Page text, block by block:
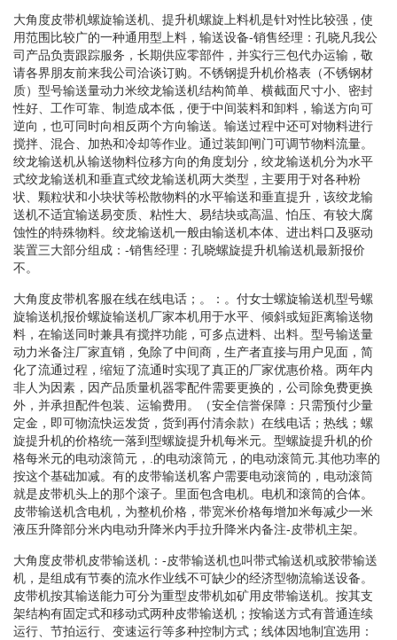
大角度皮带机螺旋输送机、提升机螺旋上料机是针对性比较强，使
用范围比较广的一种通用型上料，输送设备-销售经理：孔晓凡我公
司产品负责跟踪服务，长期供应零部件，并实行三包代办运输，敬
请各界朋友前来我公司洽谈订购。不锈钢提升机价格表（不锈钢材
质）型号输送量动力米绞龙输送机结构简单、横截面尺寸小、密封
性好、工作可靠、制造成本低，便于中间装料和卸料，输送方向可
逆向，也可同时向相反两个方向输送。输送过程中还可对物料进行
搅拌、混合、加热和冷却等作业。通过装卸闸门可调节物料流量。
绞龙输送机从输送物料位移方向的角度划分，绞龙输送机分为水平
式绞龙输送机和垂直式绞龙输送机两大类型，主要用于对各种粉
状、颗粒状和小块状等松散物料的水平输送和垂直提升，该绞龙输
送机不适宜输送易变质、粘性大、易结块或高温、怕压、有较大腐
蚀性的特殊物料。绞龙输送机一般由输送机本体、进出料口及驱动
装置三大部分组成：-销售经理：孔晓螺旋提升机输送机最新报价
不。
大角度皮带机客服在线在线电话；。：。付女士螺旋输送机型号螺
旋输送机报价螺旋输送机厂家本机用于水平、倾斜或短距离输送物
料，在输送同时兼具有搅拌功能，可多点进料、出料。型号输送量
动力米备注厂家直销，免除了中间商，生产者直接与用户见面，简
化了流通过程，缩短了流通时实现了真正的厂家优惠价格。两年内
非人为因素，因产品质量机器零配件需要更换的，公司除免费更换
外，并承担配件包装、运输费用。（安全信誉保障：只需预付少量
定金，即可物流快运发货，货到再付清余款）在线电话；热线；螺
旋提升机的价格统一落到型螺旋提升机每米元。型螺旋提升机的价
格每米元的电动滚筒元，.的电动滚筒元，的电动滚筒元.其他功率的
按这个基础加减。有的皮带输送机客户需要电动滚筒的，电动滚筒
就是皮带机头上的那个滚子。里面包含电机。电机和滚筒的合体。
皮带输送机含电机，为整机价格，带宽米价格每增加米每减少一米
液压升降部分米内电动升降米内手拉升降米内备注-皮带机主架。
大角度皮带机皮带输送机：-皮带输送机也叫带式输送机或胶带输送
机，是组成有节奏的流水作业线不可缺少的经济型物流输送设备。
皮带机按其输送能力可分为重型皮带机如矿用皮带输送机。按其支
架结构有固定式和移动式两种皮带输送机；按输送方式有普通连续
运行、节拍运行、变速运行等多种控制方式；线体因地制宜选用：